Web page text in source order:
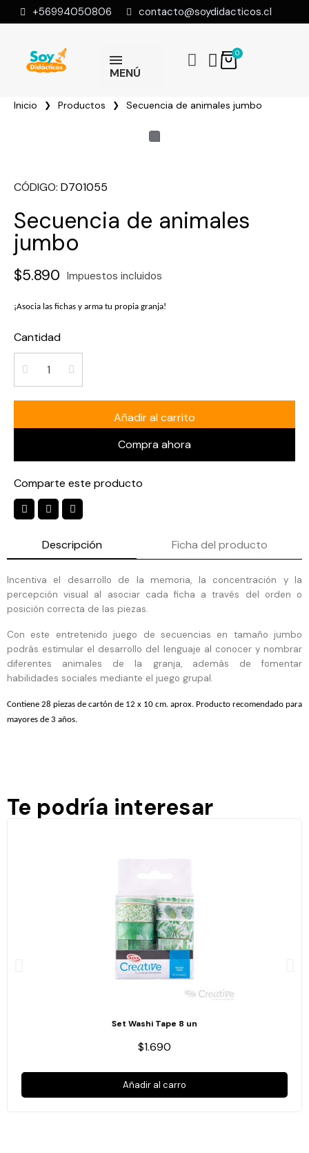
+56994050806 contacto@soydidacticos.cl
MENÚ
Inicio Productos Secuencia de animales jumbo
CÓDIGO D701055
Secuencia de animales
jumbo
$5.890 Impuestos incluidos
¡Asocia las fichas y arma tu propia granja!
Cantidad
Añadir al carrito
Compra ahora
Comparte este producto
Descripción Ficha del producto
Incentiva el desarrollo de la memoria, la concentración y la
percepción visual al asociar cada ficha a través del orden o
posición correcta de las piezas.
Con este entretenido juego de secuencias en tamaño jumbo
podrás estimular el desarrollo del lenguaje al conocer y nombrar
diferentes animales de la granja, además de fomentar
habilidades sociales mediante el juego grupal.
Contiene 28 piezas de cartón de 12 x 10 cm. aprox. Producto recomendado para
mayores de 3 años.
Te podría interesar
Set Washi Tape 8 un
$1.690
Añadir al carro